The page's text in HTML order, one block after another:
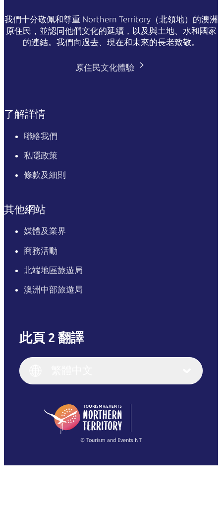
我們十分敬佩和尊重 Northern Territory（北領地）的澳洲
原住民，並認同他們文化的延續，以及與土地、水和國家
的連結。我們向過去、現在和未來的長老致敬。
原住民文化體驗
了解詳情
聯絡我們
私隱政策
條款及細則
其他網站
媒體及業界
商務活動
北端地區旅遊局
澳洲中部旅遊局
此頁 2 翻譯
English (US)
English
(Singapore)
Français
繁體中文
© Tourism and Events NT